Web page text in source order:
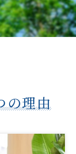
の理由